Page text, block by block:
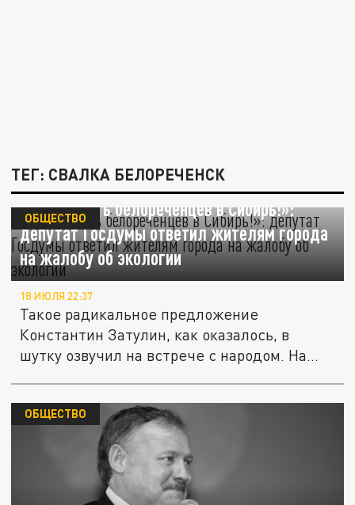
ТЕГ: СВАЛКА БЕЛОРЕЧЕНСК
«Переселить белореченцев в Сибирь!»:
депутат Госдумы ответил жителям города
на жалобу об экологии
ОБЩЕСТВО
18 ИЮЛЯ 22:37
Такое радикальное предложение
Константин Затулин, как оказалось, в
шутку озвучил на встрече с народом. На
ОБЩЕСТВО